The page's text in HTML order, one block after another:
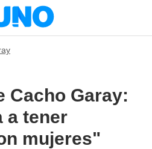
Cacho Garay:
a tener
mujeres"